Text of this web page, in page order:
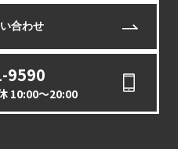
合わせ
9590
10:00〜20:00